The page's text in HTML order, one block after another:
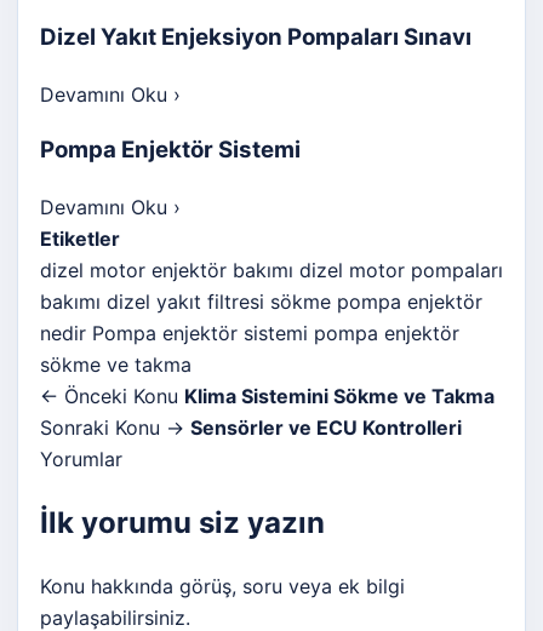
Dizel Yakıt Enjeksiyon Pompaları Sınavı
Devamını Oku ›
Pompa Enjektör Sistemi
Devamını Oku ›
Etiketler
dizel motor enjektör bakımı dizel motor pompaları
bakımı dizel yakıt filtresi sökme pompa enjektör
nedir Pompa enjektör sistemi pompa enjektör
sökme ve takma
← Önceki Konu Klima Sistemini Sökme ve Takma
Sonraki Konu → Sensörler ve ECU Kontrolleri
Yorumlar
İlk yorumu siz yazın
Konu hakkında görüş, soru veya ek bilgi
paylaşabilirsiniz.